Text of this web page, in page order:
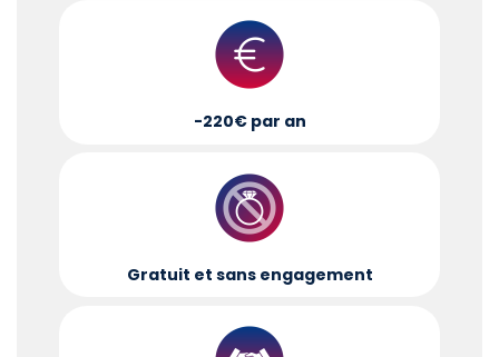
-220€ par an
Gratuit et sans engagement